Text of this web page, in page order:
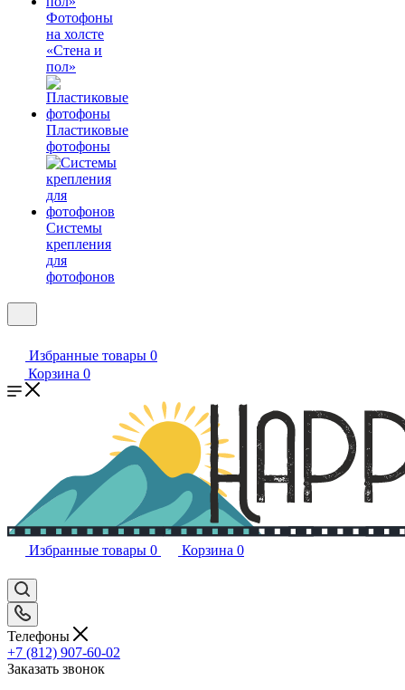
Фотофоны
на холсте
«Стена и
пол»
Пластиковые
фотофоны
Системы
крепления
для
фотофонов
Избранные товары 0
Корзина 0
Избранные товары 0 Корзина 0
Телефоны
+7 (812) 907-60-02
Заказать звонок